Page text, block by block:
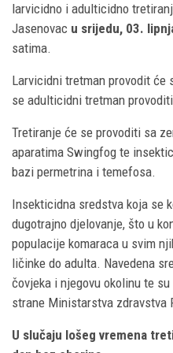
larvicidno i adulticidno
Jasenovac u srijedu, 03.
satima.
Larvicidni tretman provodit će
se adulticidni tretman provoditi
Tretiranje će se provoditi sa
aparatima Swingfog te
bazi permetrina i temefosa.
Insekticidna sredstva koja se
dugotrajno djelovanje, što u
populacije komaraca u svim
ličinke do adulta. Navedena
čovjeka i njegovu okolinu te
strane Ministarstva zdravstva
U slučaju lošeg vremena